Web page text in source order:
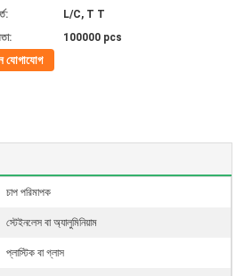
L/C, T T
100000 pcs
যোগাযোগ
চাপ পরিমাপক
স্টেইনলেস বা অ্যালুমিনিয়াম
প্লাস্টিক বা গ্লাস